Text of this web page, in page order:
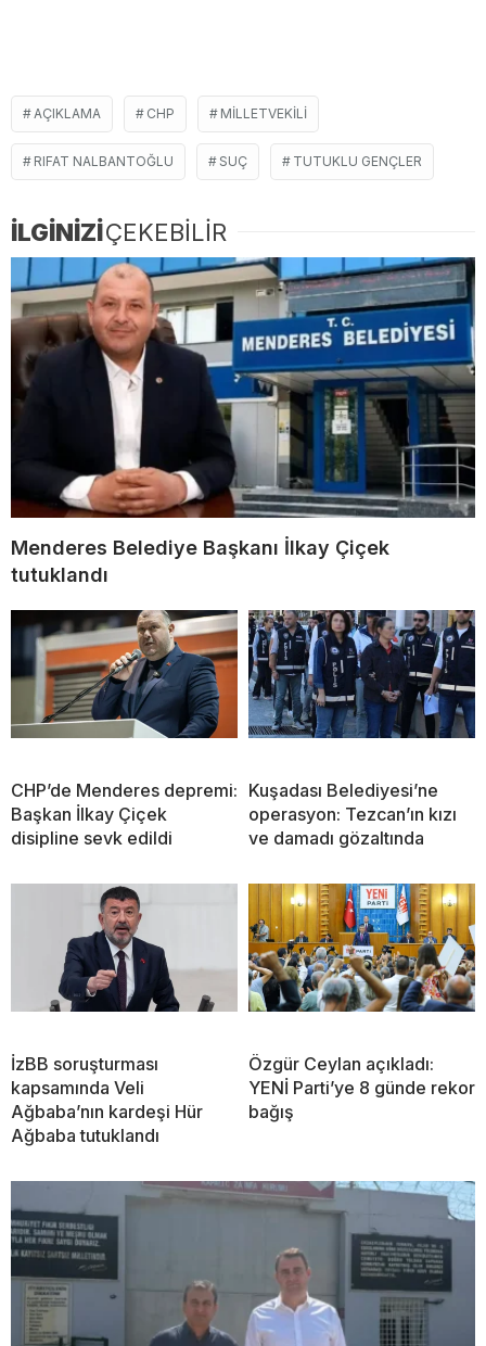
AÇIKLAMA CHP MILLETVEKILI
RIFAT NALBANTOĞLU SUÇ TUTUKLU GENÇLER
İLGİNİZİÇEKEBİLİR
Menderes Belediye Başkanı İlkay Çiçek
tutuklandı
CHP’de Menderes depremi:
Başkan İlkay Çiçek
disipline sevk edildi
Kuşadası Belediyesi’ne
operasyon: Tezcan’ın kızı
ve damadı gözaltında
İzBB soruşturması
kapsamında Veli
Ağbaba’nın kardeşi Hür
Ağbaba tutuklandı
Özgür Ceylan açıkladı:
YENİ Parti’ye 8 günde rekor
bağış